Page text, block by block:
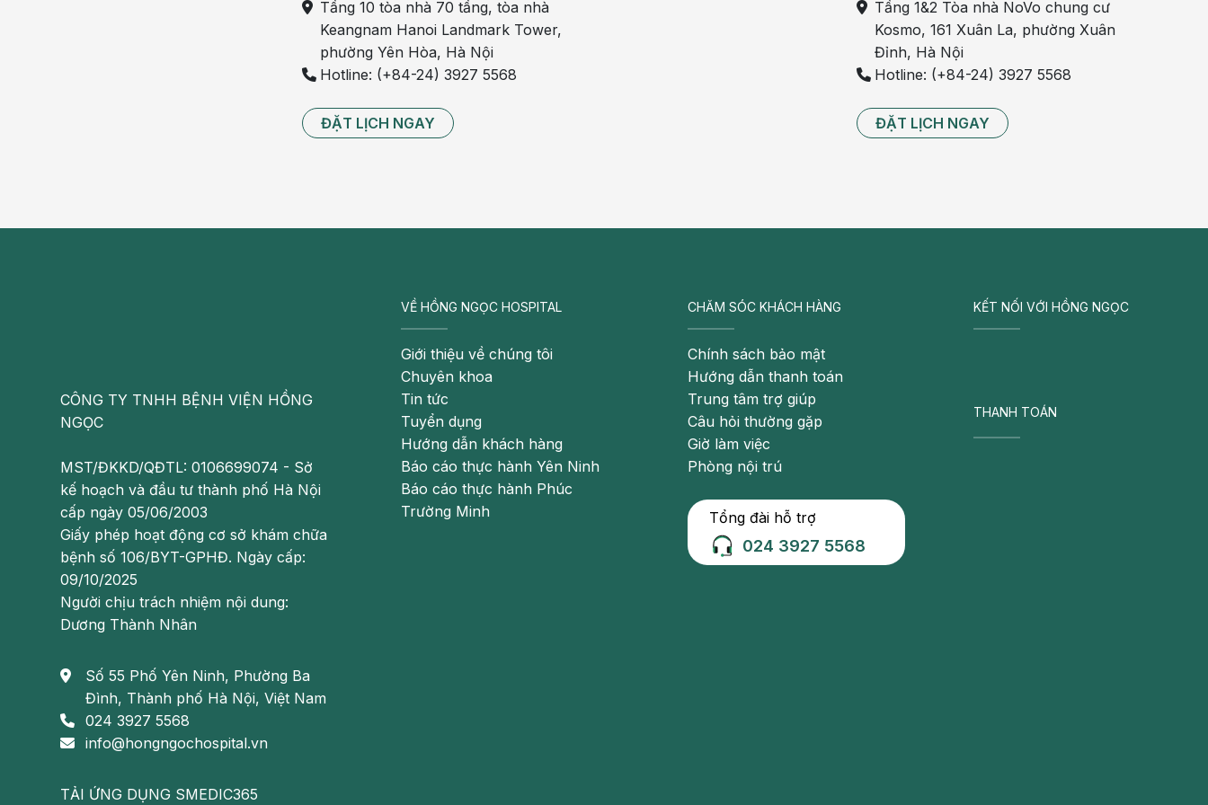
Chạy thận nhân tạo là phương pháp điều trị hiệu quả cho bệnh nhân suy thận mạn giai đoạn cuối
Đội ngũ chuyên gia giỏi chuyên môn, giàu kinh nghiệm
TS.BS Nguyễn Thị Thu Hải – 30 năm kinh nghiệm tại TT Thận tiết niệu và lọc máu Bạch Mai
Không gian bệnh viện rộng thoáng, hạn chế chờ đợi
Cơ sở vật chất, phòng ốc lưu viện hiện đại, sạch sẽ, thoải mái
[Hỏi đáp] Chi phí chạy thận là bao nhiêu?
Chạy thận là gì? Được thực hiện như thế nào?
Đăng ký chạy thận tại đây:
Thông tin liên hệ:
Địa chỉ: Tầng 4, khu B, BVĐK Hồng Ngọc Phúc Trường Minh
Hotline: 0947.616.006
**Lưu ý:Những thông tin cung cấp trong bài viết của Bệnh viện Đa khoa Hồng Ngọc mang tính chất
thuốc để điều trị. Để biết chính xác tình trạng bệnh lý người bệnh cần tới các bệnh viện để được bác
Tầng 10 tòa nhà 70 tầng, tòa nhà
Keangnam Hanoi Landmark Tower,
phường Yên Hòa, Hà Nội
Hotline: (+84-24) 3927 5568
ĐẶT LỊCH NGAY
Tầng 1&2 Tòa nhà NoVo chung cư
Kosmo, 161 Xuân La, phường Xuân
Đỉnh, Hà Nội
Hotline: (+84-24) 3927 5568
ĐẶT LỊCH NGAY
CÔNG TY TNHH BỆNH VIỆN HỒNG
NGỌC
MST/ĐKKD/QĐTL: 0106699074 - Sở
kế hoạch và đầu tư thành phố Hà Nội
cấp ngày 05/06/2003
Giấy phép hoạt động cơ sở khám chữa
bệnh số 106/BYT-GPHĐ. Ngày cấp:
09/10/2025
Người chịu trách nhiệm nội dung:
Dương Thành Nhân
Số 55 Phố Yên Ninh, Phường Ba
Đình, Thành phố Hà Nội, Việt Nam
024 3927 5568
info@hongngochospital.vn
TẢI ỨNG DỤNG SMEDIC365
VỀ HỒNG NGỌC HOSPITAL
Giới thiệu về chúng tôi
Chuyên khoa
Tin tức
Tuyển dụng
Hướng dẫn khách hàng
Báo cáo thực hành Yên Ninh
Báo cáo thực hành Phúc
Trường Minh
CHĂM SÓC KHÁCH HÀNG
Chính sách bảo mật
Hướng dẫn thanh toán
Trung tâm trợ giúp
Câu hỏi thường gặp
Giờ làm việc
Phòng nội trú
Tổng đài hỗ trợ
024 3927 5568
KẾT NỐI VỚI HỒNG NGỌC
THANH TOÁN